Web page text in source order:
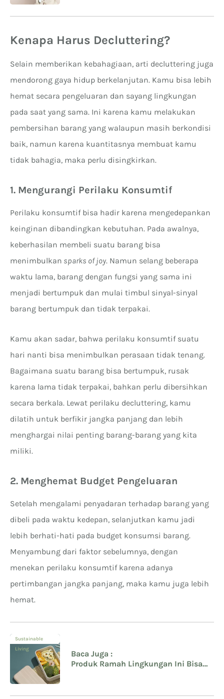
Kenapa Harus Decluttering?
Selain memberikan kebahagiaan, arti decluttering juga
mendorong gaya hidup berkelanjutan. Kamu bisa lebih
hemat secara pengeluaran dan sayang lingkungan
pada saat yang sama. Ini karena kamu melakukan
pembersihan barang yang walaupun masih berkondisi
baik, namun karena kuantitasnya membuat kamu
tidak bahagia, maka perlu disingkirkan.
1. Mengurangi Perilaku Konsumtif
Perilaku konsumtif bisa hadir karena mengedepankan
keinginan dibandingkan kebutuhan. Pada awalnya,
keberhasilan membeli suatu barang bisa
menimbulkan sparks of joy. Namun selang beberapa
waktu lama, barang dengan fungsi yang sama ini
menjadi bertumpuk dan mulai timbul sinyal-sinyal
barang bertumpuk dan tidak terpakai.
Kamu akan sadar, bahwa perilaku konsumtif suatu
hari nanti bisa menimbulkan perasaan tidak tenang.
Bagaimana suatu barang bisa bertumpuk, rusak
karena lama tidak terpakai, bahkan perlu dibersihkan
secara berkala. Lewat perilaku decluttering, kamu
dilatih untuk berfikir jangka panjang dan lebih
menghargai nilai penting barang-barang yang kita
miliki.
2. Menghemat Budget Pengeluaran
Setelah mengalami penyadaran terhadap barang yang
dibeli pada waktu kedepan, selanjutkan kamu jadi
lebih berhati-hati pada budget konsumsi barang.
Menyambung dari faktor sebelumnya, dengan
menekan perilaku konsumtif karena adanya
pertimbangan jangka panjang, maka kamu juga lebih
hemat.
Sustainable
Living
Baca Juga :
Produk Ramah Lingkungan Ini Bisa